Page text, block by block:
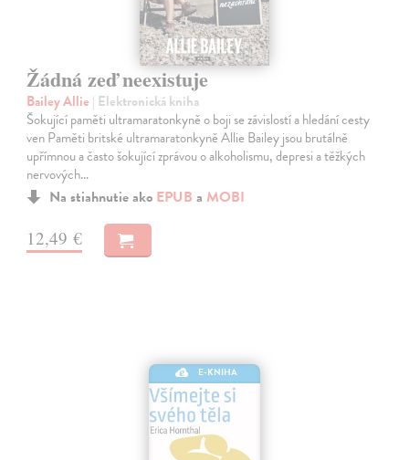
Žádná zeď neexistuje
Bailey Allie | Elektronická kniha
Šokující paměti ultramaratonkyně o boji se závislostí a hledání cesty
ven Paměti britské ultramaratonkyně Allie Bailey jsou brutálně
upřímnou a často šokující zprávou o alkoholismu, depresi a těžkých
nervových…
Na stiahnutie ako EPUB a MOBI
12,49 €
E-KNIHA